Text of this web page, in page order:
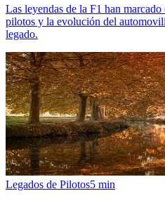
Las leyendas de la F1 han
pilotos y la evolución del
legado.
Legados de Pilotos5 min